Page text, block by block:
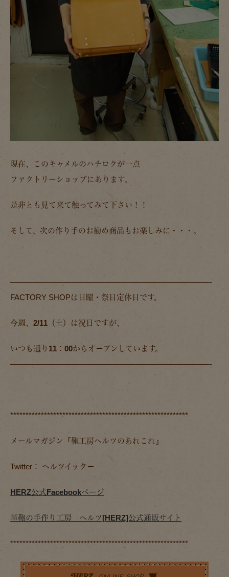
現在、このキャメルのハチロクが一点
ファクトリーショップにあります。
是非とも見て来て触ってみて下さい！！
そして、次の作り手のお勧め商品もお楽しみに・・・。
——————————————————————————-
FACTORY SHOPは日曜・祭日定休日です。
今週、2/11（土）は祝日ですが、
いつも通り11：00からオープンしています。
——————————————————————————-
**********************************************************
メールマガジン『鞄工房ヘルツのあれこれ』
Twitter： ヘルツイッター
HERZ公式Facebookページ
革鞄の手作り工房 ヘルツ[HERZ]公式通販サイト
**********************************************************